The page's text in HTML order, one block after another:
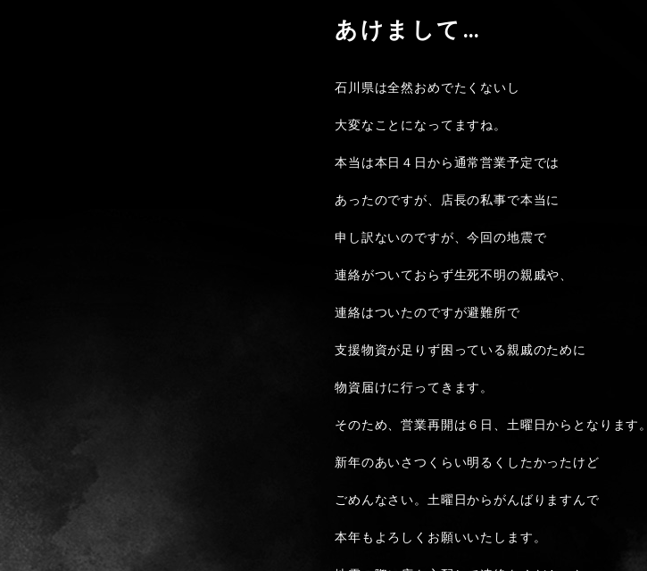
あけまして…
石川県は全然おめでたくないし
大変なことになってますね。
本当は本日４日から通常営業予定では
あったのですが、店長の私事で本当に
申し訳ないのですが、今回の地震で
連絡がついておらず生死不明の親戚や、
連絡はついたのですが避難所で
支援物資が足りず困っている親戚のために
物資届けに行ってきます。
そのため、営業再開は６日、土曜日からとなります。
新年のあいさつくらい明るくしたかったけど
ごめんなさい。土曜日からがんばりますんで
本年もよろしくお願いいたします。